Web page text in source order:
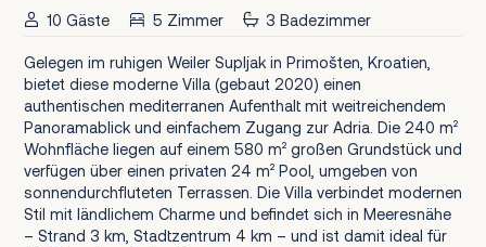
10 Gäste 5 Zimmer 3 Badezimmer
Gelegen im ruhigen Weiler Supljak in Primošten, Kroatien,
bietet diese moderne Villa (gebaut 2020) einen
authentischen mediterranen Aufenthalt mit weitreichendem
Panoramablick und einfachem Zugang zur Adria. Die 240 m²
Wohnfläche liegen auf einem 580 m² großen Grundstück und
verfügen über einen privaten 24 m² Pool, umgeben von
sonnendurchfluteten Terrassen. Die Villa verbindet modernen
Stil mit ländlichem Charme und befindet sich in Meeresnähe
– Strand 3 km, Stadtzentrum 4 km – und ist damit ideal für